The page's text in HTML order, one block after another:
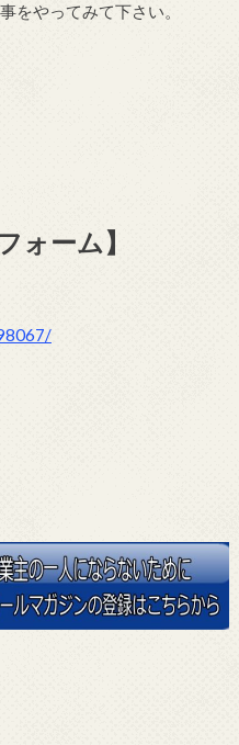
をやってみて下さい。
ォーム】